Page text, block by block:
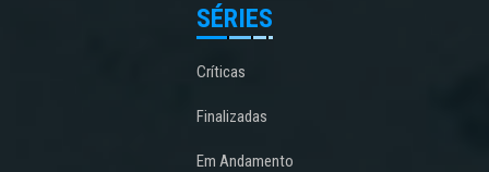
SÉRIES
Críticas
Finalizadas
Em Andamento